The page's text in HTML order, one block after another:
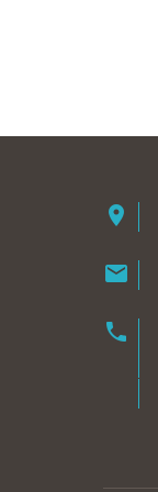
room
mail
phone